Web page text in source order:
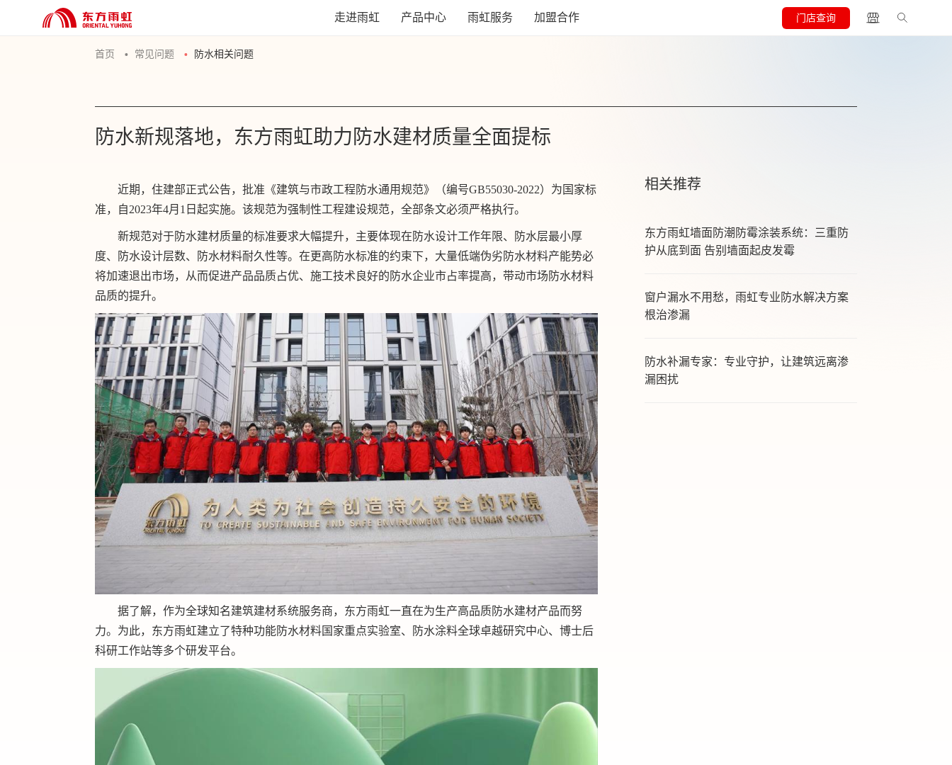
走进雨虹 产品中心 雨虹服务 加盟合作 门店查询
首页 常见问题 防水相关问题
防水新规落地，东方雨虹助力防水建材质量全面提标
近期，住建部正式公告，批准《建筑与市政工程防水通用规范》（编号GB55030-2022）为国家标
准，自2023年4月1日起实施。该规范为强制性工程建设规范，全部条文必须严格执行。
新规范对于防水建材质量的标准要求大幅提升，主要体现在防水设计工作年限、防水层最小厚
度、防水设计层数、防水材料耐久性等。在更高防水标准的约束下，大量低端伪劣防水材料产能势必
将加速退出市场，从而促进产品品质占优、施工技术良好的防水企业市占率提高，带动市场防水材料
品质的提升。
据了解，作为全球知名建筑建材系统服务商，东方雨虹一直在为生产高品质防水建材产品而努
力。为此，东方雨虹建立了特种功能防水材料国家重点实验室、防水涂料全球卓越研究中心、博士后
科研工作站等多个研发平台。
相关推荐
东方雨虹墙面防潮防霉涂装系统：三重防
护从底到面 告别墙面起皮发霉
窗户漏水不用愁，雨虹专业防水解决方案
根治渗漏
防水补漏专家：专业守护，让建筑远离渗
漏困扰